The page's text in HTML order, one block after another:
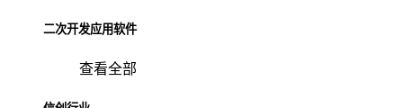
二次开发应用软件
查看全部